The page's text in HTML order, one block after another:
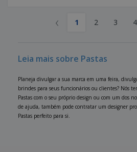
‹ 1 2 3 4
Leia mais sobre Pastas
Planeja divulgar a sua marca em uma feira,
brindes para seus funcionários ou clientes? Nós
Pastas com o seu próprio design ou com um dos
de ajuda, também pode contratar um designer
Pastas perfeito para si.